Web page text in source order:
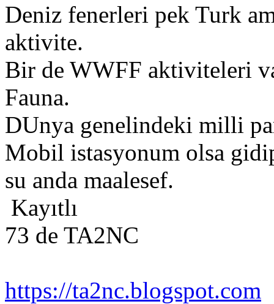
Deniz fenerleri pek Turk
aktivite.
Bir de WWFF aktiviteleri
Fauna.
DUnya genelindeki milli
Mobil istasyonum olsa
su anda maalesef.
Kayıtlı
73 de TA2NC
https://ta2nc.blogspot.com